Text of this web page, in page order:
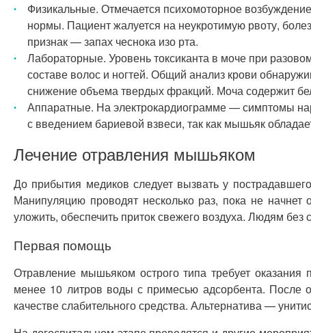
Физикальные. Отмечается психомоторное
нормы. Пациент жалуется на неукротимую рвоту,
признак — запах чеснока изо рта.
Лабораторные. Уровень токсиканта в моче при
составе волос и ногтей. Общий анализ крови
снижение объема твердых фракций. Моча содержит
Аппаратные. На электрокардиограмме — симптомы
с введением бариевой взвеси, так как мышьяк
Лечение отравления мышьяком
До прибытия медиков следует вызвать у
Манипуляцию проводят несколько раз, пока не начнет
уложить, обеспечить приток свежего воздуха. Людям без
Первая помощь
Отравление мышьяком острого типа требует
менее 10 литров воды с примесью адсорбента. После
качестве слабительного средства. Альтернатива —